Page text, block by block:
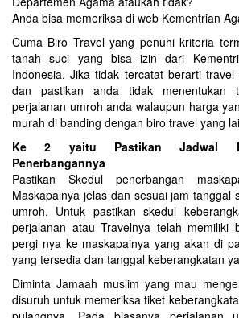
Anda bisa memeriksa di web Kementrian
Cuma Biro Travel yang penuhi kriteria
tanah suci yang bisa izin dari
Indonesia. Jika tidak tercatat berarti
dan pastikan anda tidak
perjalanan umroh anda walaupun harga
murah di banding dengan biro travel yang
Ke 2 yaitu Pastikan Jadwal
Penerbangannya
Pastikan Skedul penerbangan
Maskapainya jelas dan sesuai jam tanggal
umroh. Untuk pastikan skedul
perjalanan atau Travelnya telah memiliki
pergi nya ke maskapainya yang akan di
yang tersedia dan tanggal keberangkatan
Diminta Jamaah muslim yang mau
disuruh untuk memeriksa tiket